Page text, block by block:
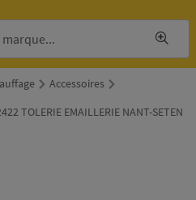
Accessoires
TOLERIE EMAILLERIE NANT-SETEN